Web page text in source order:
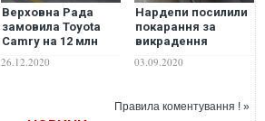
Верховна Рада
замовила Toyota
Camry на 12 млн
найдорожчих
26.12.2020
Нардепи посилили
покарання за
викрадення
03.09.2020
Правила коментування ! »